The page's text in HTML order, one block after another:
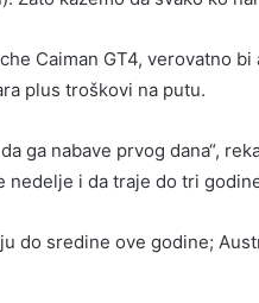
Caiman GT4, verovatno bi
plus troškovi na putu.
ga nabave prvog dana“,
nedelje i da traje do tri
do sredine ove godine;